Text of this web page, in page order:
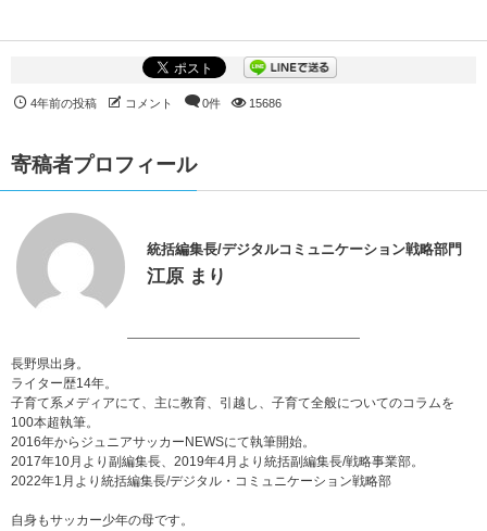
4年前の投稿 コメント 0件 15686
寄稿者プロフィール
統括編集長/デジタルコミュニケーション戦略部門
江原 まり
長野県出身。
ライター歴14年。
子育て系メディアにて、主に教育、引越し、子育て全般についてのコラムを
100本超執筆。
2016年からジュニアサッカーNEWSにて執筆開始。
2017年10月より副編集長、2019年4月より統括副編集長/戦略事業部。
2022年1月より統括編集長/デジタル・コミュニケーション戦略部
自身もサッカー少年の母です。